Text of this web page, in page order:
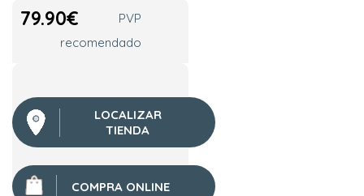
79.90€
PVP
recomendado
LOCALIZAR
TIENDA
COMPRA ONLINE